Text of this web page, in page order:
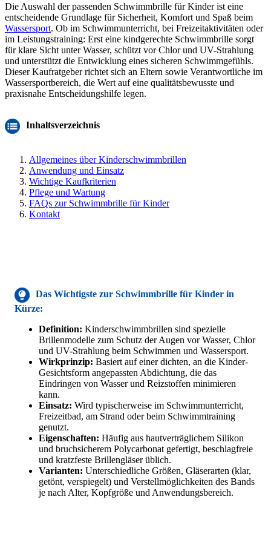
Die Auswahl der passenden Schwimmbrille für Kinder ist eine
entscheidende Grundlage für Sicherheit, Komfort und Spaß beim
Wassersport. Ob im Schwimmunterricht, bei Freizeitaktivitäten oder
im Leistungstraining: Erst eine kindgerechte Schwimmbrille sorgt
für klare Sicht unter Wasser, schützt vor Chlor und UV-Strahlung
und unterstützt die Entwicklung eines sicheren Schwimmgefühls.
Dieser Kaufratgeber richtet sich an Eltern sowie Verantwortliche im
Wassersportbereich, die Wert auf eine qualitätsbewusste und
praxisnahe Entscheidungshilfe legen.
Inhaltsverzeichnis
Allgemeines über Kinderschwimmbrillen
Anwendung und Einsatz
Wichtige Kaufkriterien
Pflege und Wartung
FAQs zur Schwimmbrille für Kinder
Kontakt
Das Wichtigste zur Schwimmbrille für Kinder in
Kürze:
Definition: Kinderschwimmbrillen sind spezielle
Brillenmodelle zum Schutz der Augen vor Wasser, Chlor
und UV-Strahlung beim Schwimmen und Wassersport.
Wirkprinzip: Basiert auf einer dichten, an die Kinder-
Gesichtsform angepassten Abdichtung, die das
Eindringen von Wasser und Reizstoffen minimieren
kann.
Einsatz: Wird typischerweise im Schwimmunterricht,
Freizeitbad, am Strand oder beim Schwimmtraining
genutzt.
Eigenschaften: Häufig aus hautverträglichem Silikon
und bruchsicherem Polycarbonat gefertigt, beschlagfreie
und kratzfeste Brillengläser üblich.
Varianten: Unterschiedliche Größen, Gläserarten (klar,
getönt, verspiegelt) und Verstellmöglichkeiten des Bands
je nach Alter, Kopfgröße und Anwendungsbereich.